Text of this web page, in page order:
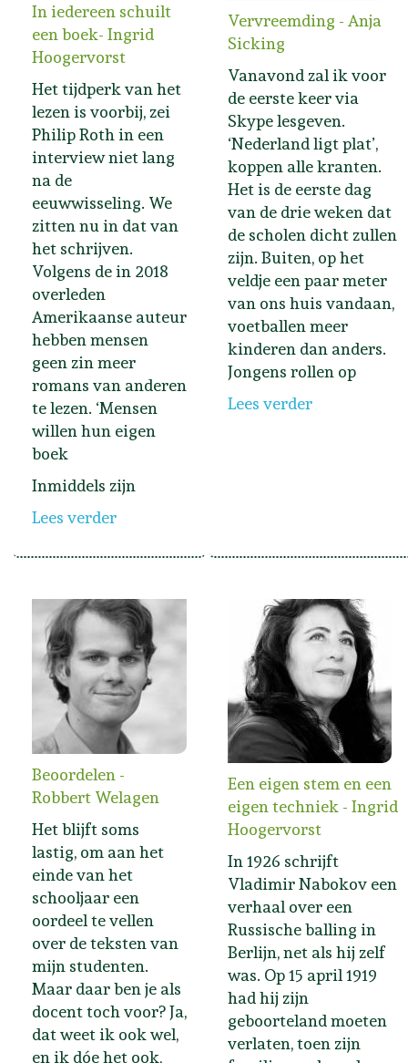
In iedereen schuilt
een boek- Ingrid
Hoogervorst
Het tijdperk van het
lezen is voorbij, zei
Philip Roth in een
interview niet lang
na de
eeuwwisseling. We
zitten nu in dat van
het schrijven.
Volgens de in 2018
overleden
Amerikaanse auteur
hebben mensen
geen zin meer
romans van anderen
te lezen. ‘Mensen
willen hun eigen
boek
Inmiddels zijn
Lees verder
Vervreemding - Anja
Sicking
Vanavond zal ik voor
de eerste keer via
Skype lesgeven.
‘Nederland ligt plat’,
koppen alle kranten.
Het is de eerste dag
van de drie weken dat
de scholen dicht zullen
zijn. Buiten, op het
veldje een paar meter
van ons huis vandaan,
voetballen meer
kinderen dan anders.
Jongens rollen op
Lees verder
Beoordelen -
Robbert Welagen
Het blijft soms
lastig, om aan het
einde van het
schooljaar een
oordeel te vellen
over de teksten van
mijn studenten.
Maar daar ben je als
docent toch voor? Ja,
dat weet ik ook wel,
en ik dóe het ook,
Een eigen stem en een
eigen techniek - Ingrid
Hoogervorst
In 1926 schrijft
Vladimir Nabokov een
verhaal over een
Russische balling in
Berlijn, net als hij zelf
was. Op 15 april 1919
had hij zijn
geboorteland moeten
verlaten, toen zijn